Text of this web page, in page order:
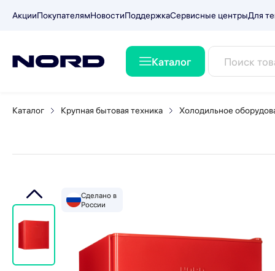
АкцииПокупателямНовостиПоддержкаСервисные центрыДля
Каталог
Каталог Крупная бытовая техника Холодильное
Сделано в
России